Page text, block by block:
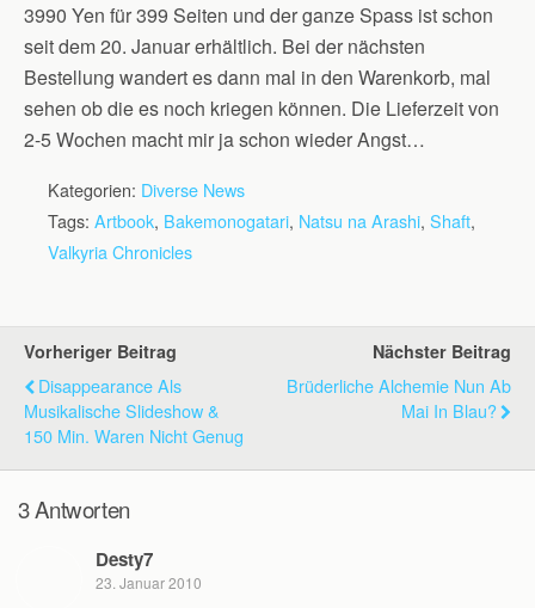
3990 Yen für 399 Seiten und der ganze Spass ist schon
seit dem 20. Januar erhältlich. Bei der nächsten
Bestellung wandert es dann mal in den Warenkorb, mal
sehen ob die es noch kriegen können. Die Lieferzeit von
2-5 Wochen macht mir ja schon wieder Angst…
Kategorien: Diverse News
Tags: Artbook, Bakemonogatari, Natsu na Arashi, Shaft,
Valkyria Chronicles
Vorheriger Beitrag
Disappearance Als
Musikalische Slideshow &
150 Min. Waren Nicht Genug
Nächster Beitrag
Brüderliche Alchemie Nun Ab
Mai In Blau?
3 Antworten
Desty7
23. Januar 2010